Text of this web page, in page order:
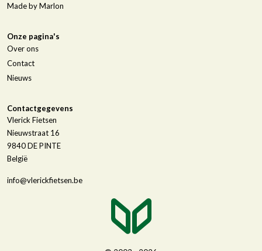
Made by Marlon
Onze pagina's
Over ons
Contact
Nieuws
Contactgegevens
Vlerick Fietsen
Nieuwstraat 16
9840DE PINTE
België
info@vlerickfietsen.be